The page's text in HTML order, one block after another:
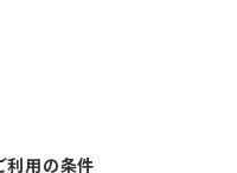
利用の条件